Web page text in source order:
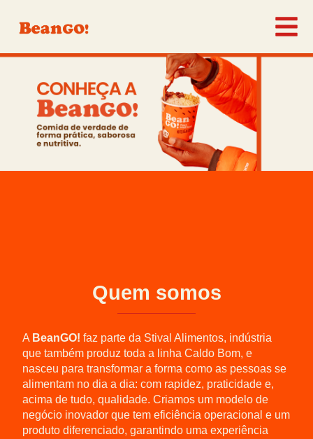
Quem somos
A BeanGO! faz parte da Stival Alimentos, indústria
que também produz toda a linha Caldo Bom, e
nasceu para transformar a forma como as pessoas se
alimentam no dia a dia: com rapidez, praticidade e,
acima de tudo, qualidade. Criamos um modelo de
negócio inovador que tem eficiência operacional e um
produto diferenciado, garantindo uma experiência